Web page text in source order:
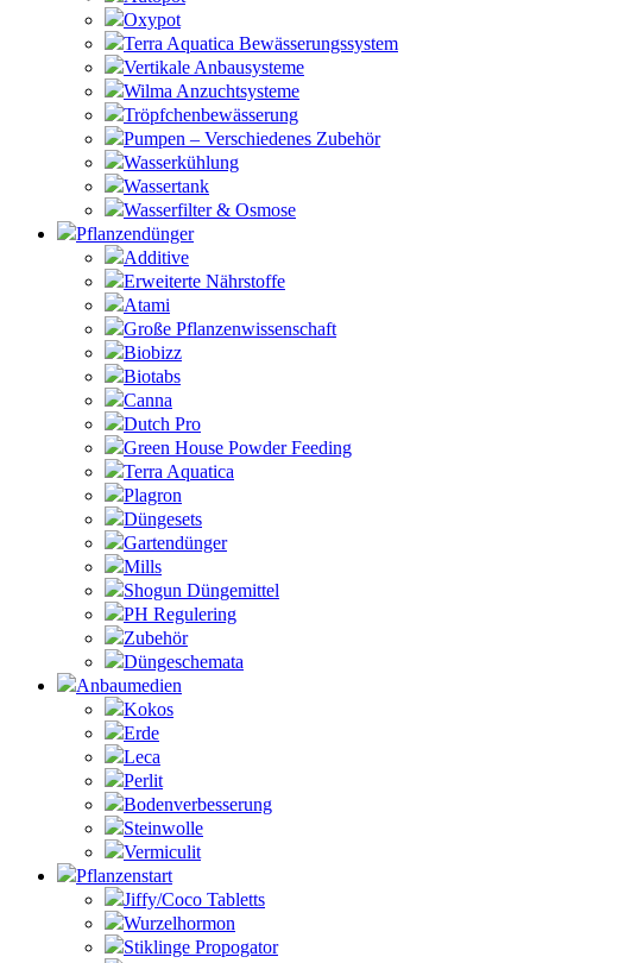
Oxypot
Terra Aquatica Bewässerungssystem
Vertikale Anbausysteme
Wilma Anzuchtsysteme
Tröpfchenbewässerung
Pumpen – Verschiedenes Zubehör
Wasserkühlung
Wassertank
Wasserfilter & Osmose
Pflanzendünger
Additive
Erweiterte Nährstoffe
Atami
Große Pflanzenwissenschaft
Biobizz
Biotabs
Canna
Dutch Pro
Green House Powder Feeding
Terra Aquatica
Plagron
Düngesets
Gartendünger
Mills
Shogun Düngemittel
PH Regulering
Zubehör
Düngeschemata
Anbaumedien
Kokos
Erde
Leca
Perlit
Bodenverbesserung
Steinwolle
Vermiculit
Pflanzenstart
Jiffy/Coco Tabletts
Wurzelhormon
Stiklinge Propogator